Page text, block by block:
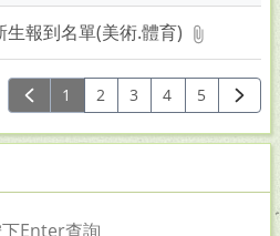
報到名單(美術.體育)
1 2 3 4 5